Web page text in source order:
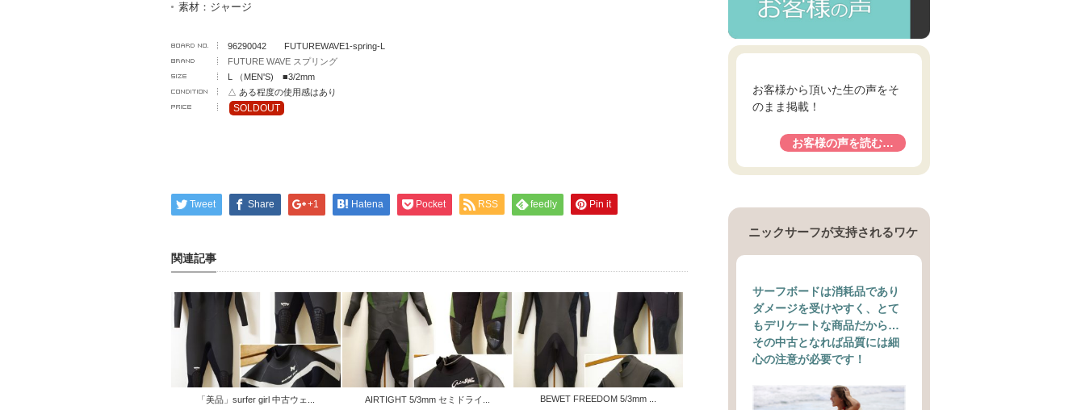
素材：ジャージ
96290042 FUTUREWAVE1-spring-L
FUTURE WAVE スプリング
L （MEN'S) ■3/2mm
△ ある程度の使用感はあり
SOLDOUT
Tweet Share +1 Hatena Pocket RSS feedly Pin it
関連記事
「美品」surfer girl 中古ウェ... AIRTIGHT 5/3mm セミドライ... BEWET FREEDOM 5/3mm ...
お客様から頂いた生の声をそ
のまま掲載！
お客様の声を読む…
ニックサーフが支持されるワケ
サーフボードは消耗品であり
ダメージを受けやすく、とて
もデリケートな商品だから…
その中古となれば品質には細
心の注意が必要です！